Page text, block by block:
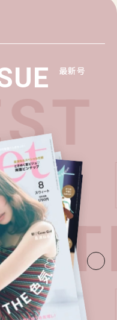
最新号